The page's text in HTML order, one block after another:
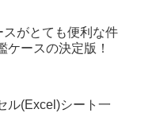
がとても便利な件
ケースの決定版！
ル(Excel)シート一